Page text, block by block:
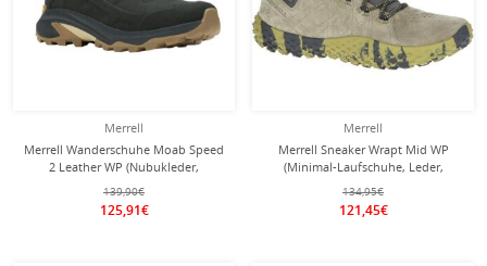
Merrell
Merrell Wanderschuhe Moab Speed
2 Leather WP (Nubukleder,
wasserdicht) schwarz Herren
139,90€
125,91€
Merrell
Merrell Sneaker Wrapt Mid WP
(Minimal-Laufschuhe, Leder,
wasserdicht) olivegrün Herren
134,95€
121,45€